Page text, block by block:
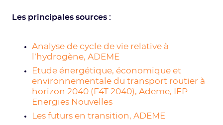
Les principales sources :
Analyse de cycle de vie relative à
l’hydrogène, ADEME
Etude énergétique, économique et
environnementale du transport routier à
horizon 2040 (E4T 2040), Ademe, IFP
Energies Nouvelles
Les futurs en transition, ADEME